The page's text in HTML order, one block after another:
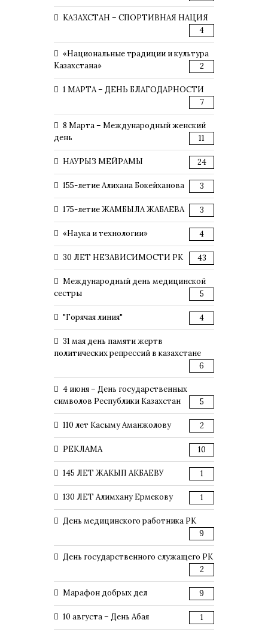
КАЗАХСТАН – СПОРТИВНАЯ НАЦИЯ
4
«Национальные традиции и культура
Казахстана»
2
1 МАРТА – ДЕНЬ БЛАГОДАРНОСТИ
7
8 Марта – Международный женский
день
11
НАУРЫЗ МЕЙРАМЫ 24
155-летие Алихана Бокейханова 3
175-летие ЖАМБЫЛА ЖАБАЕВА 3
«Наука и технологии» 4
30 ЛЕТ НЕЗАВИСИМОСТИ РК 43
Международный день медицинской
сестры
5
"Горячая линия" 4
31 мая день памяти жертв
политических репрессий в казахстане
6
4 июня – День государственных
символов Республики Казахстан
5
110 лет Касыму Аманжолову 2
РЕКЛАМА 10
145 ЛЕТ ЖАКЫП АКБАЕВУ 1
130 ЛЕТ Алимхану Ермекову 1
День медицинского работника РК
9
День государственного служащего РК
2
Марафон добрых дел 9
10 августа – День Абая 1